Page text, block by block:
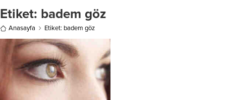
Etiket: badem göz
Anasayfa Etiket: badem göz